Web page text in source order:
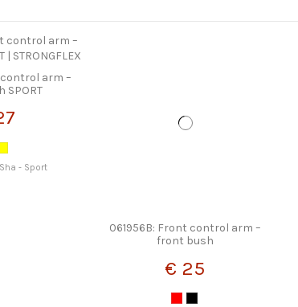
control arm –
SPORT
- Sport
061956B: Front control arm –
front bush
€ 25